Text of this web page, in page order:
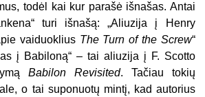
todėl kai kur parašė išnašas. Antai
turi išnašą: „Aliuzija į Henry
vaiduoklius The Turn of the Screw“
į Babiloną“ – tai aliuzija į F. Scotto
Babilon Revisited. Tačiau tokių
o tai suponuotų mintį, kad autorius